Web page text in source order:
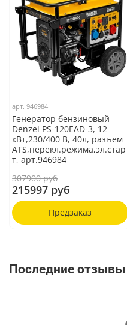
арт.946984
Генератор бензиновый
Denzel PS-120EAD-3, 12
кВт,230/400 В, 40л, разъем
ATS,перекл.режима,эл.стар
т, арт.946984
307900 руб
215997 руб
Предзаказ
Последние отзывы